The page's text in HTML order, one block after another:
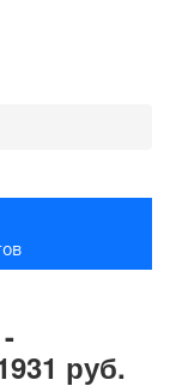
руб.